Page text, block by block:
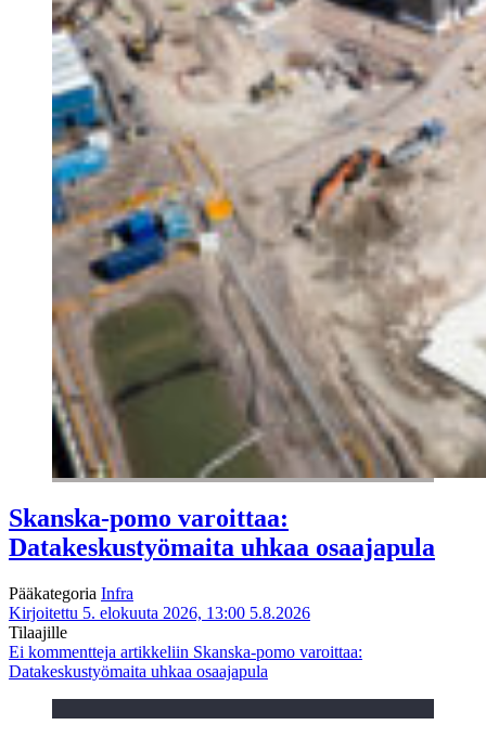
Skanska-pomo varoittaa:
Datakeskustyömaita uhkaa osaajapula
Pääkategoria Infra
Kirjoitettu 5. elokuuta 2026, 13:00 5.8.2026
Tilaajille
Ei kommentteja artikkeliin Skanska-pomo varoittaa:
Datakeskustyömaita uhkaa osaajapula